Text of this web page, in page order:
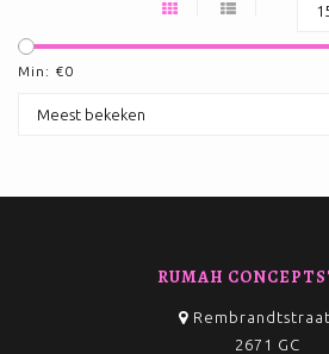
Min: €0
RUMAH
2671 GC